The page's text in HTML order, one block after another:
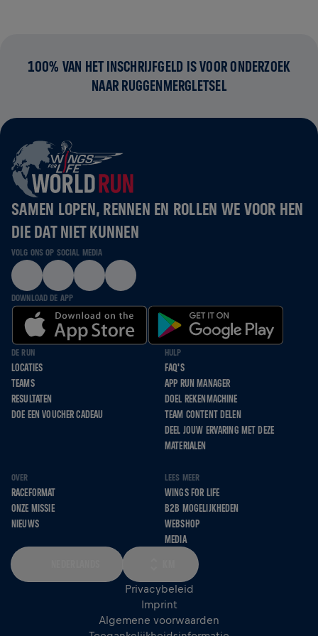
100% VAN HET INSCHRIJFGELD IS VOOR ONDERZOEK
NAAR RUGGENMERGLETSEL
SAMEN LOPEN, RENNEN EN ROLLEN WE VOOR HEN
DIE DAT NIET KUNNEN
VOLG ONS OP SOCIAL MEDIA
DOWNLOAD DE APP
DE RUN
LOCATIES
TEAMS
RESULTATEN
DOE EEN VOUCHER CADEAU
HULP
FAQ'S
APP RUN MANAGER
DOEL REKENMACHINE
TEAM CONTENT DELEN
DEEL JOUW ERVARING MET DEZE
MATERIALEN
OVER
RACEFORMAT
ONZE MISSIE
NIEUWS
LEES MEER
WINGS FOR LIFE
B2B MOGELIJKHEDEN
WEBSHOP
MEDIA
Privacybeleid
Imprint
Algemene voorwaarden